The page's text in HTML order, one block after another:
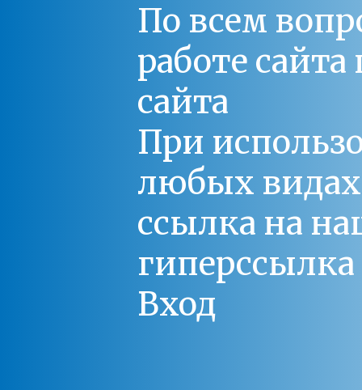
По всем
работе
сайта
При
любых
ссылка на
Вход